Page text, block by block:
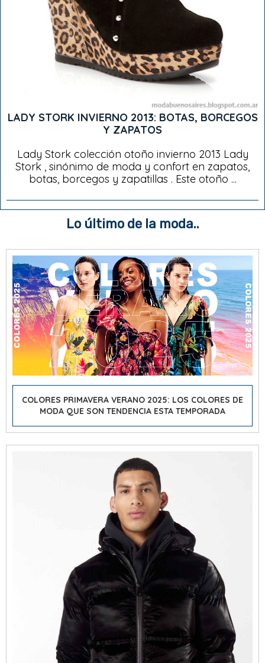
LADY STORK INVIERNO 2013: BOTAS, BORCEGOS
Y ZAPATOS
Lady Stork colección otoño invierno 2013 Lady
Stork , sinónimo de moda y confort en zapatos,
botas, borcegos y zapatillas . Este otoño ...
Lo último de la moda..
COLORES PRIMAVERA VERANO 2025: LOS COLORES DE
MODA QUE SON TENDENCIA ESTA TEMPORADA